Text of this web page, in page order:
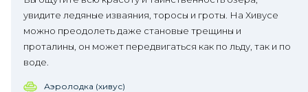
увидите ледяные изваяния, торосы и гроты. На Хивусе
можно преодолеть даже становые трещины и
проталины, он может передвигаться как по льду, так и по
воде.
Аэролодка (хивус)